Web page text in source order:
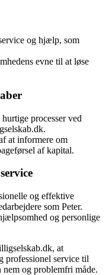
og hjælp, som
evne til at løse
processer ved
at informere om
af kapital.
og effektive
som Peter.
og personlige
at
professionel service til
nem og problemfri måde.